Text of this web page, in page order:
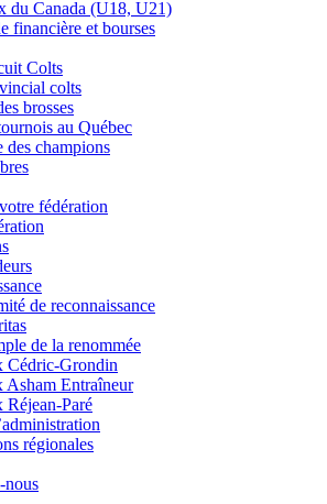
du Canada (U18, U21)
financière et bourses
Colts
colts
brosses
au Québec
des champions
fédération
de reconnaissance
de la renommée
Cédric-Grondin
Asham Entraîneur
Réjean-Paré
régionales
nous